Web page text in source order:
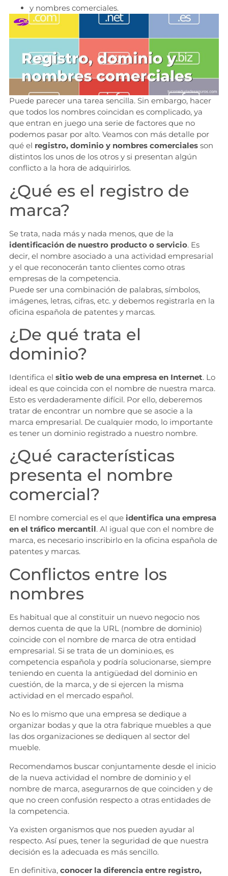
y nombres comerciales.
Puede parecer una tarea sencilla. Sin embargo, hacer
que todos los nombres coincidan es complicado, ya
que entran en juego una serie de factores que no
podemos pasar por alto. Veamos con más detalle por
qué el registro, dominio y nombres comercialesson
distintos los unos de los otros y si presentan algún
conflicto a la hora de adquirirlos.
¿Qué es el registro de
marca?
Se trata, nada más y nada menos, que de la
identificación de nuestro producto o servicio. Es
decir, el nombre asociado a una actividad empresarial
y el que reconocerán tanto clientes como otras
empresas de la competencia.
Puede ser una combinación de palabras, símbolos,
imágenes, letras, cifras, etc. y debemos registrarla en la
oficina española de patentes y marcas.
¿De qué trata el
dominio?
Identifica el sitio web de una empresa en Internet. Lo
ideal es que coincida con el nombre de nuestra marca.
Esto es verdaderamente difícil. Por ello, deberemos
tratar de encontrar un nombre que se asocie a la
marca empresarial. De cualquier modo, lo importante
es tener un dominio registrado a nuestro nombre.
¿Qué características
presenta el nombre
comercial?
El nombre comercial es el que identifica una empresa
en el tráfico mercantil. Al igual que con el nombre de
marca, es necesario inscribirlo en la oficina española de
patentes y marcas.
Conflictos entre los
nombres
Es habitual que al constituir un nuevo negocio nos
demos cuenta de que la URL (nombre de dominio)
coincide con el nombre de marca de otra entidad
empresarial. Si se trata de un dominio.es, es
competencia española y podría solucionarse, siempre
teniendo en cuenta la antigüedad del dominio en
cuestión, de la marca, y de si ejercen la misma
actividad en el mercado español.
No es lo mismo que una empresa se dedique a
organizar bodas y que la otra fabrique muebles a que
las dos organizaciones se dediquen al sector del
mueble.
Recomendamos buscar conjuntamente desde el inicio
de la nueva actividad el nombre de dominio y el
nombre de marca, asegurarnos de que coinciden y de
que no creen confusión respecto a otras entidades de
la competencia.
Ya existen organismos que nos pueden ayudar al
respecto. Así pues, tener la seguridad de que nuestra
decisión es la adecuada es más sencillo.
En definitiva, conocer la diferencia entre registro,